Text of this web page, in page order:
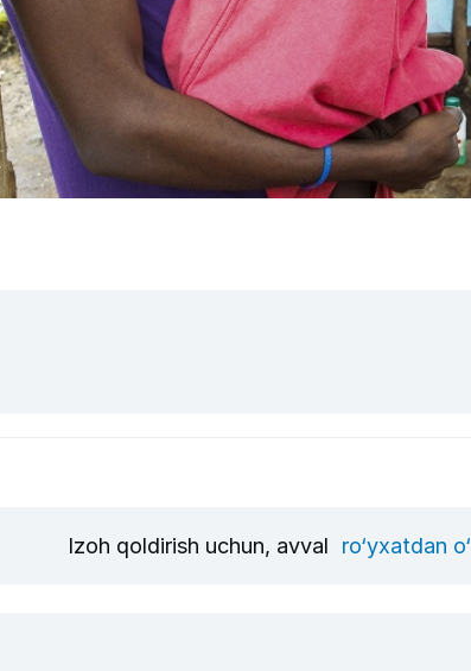
Izoh qoldirish uchun, avval ro‘yxatdan